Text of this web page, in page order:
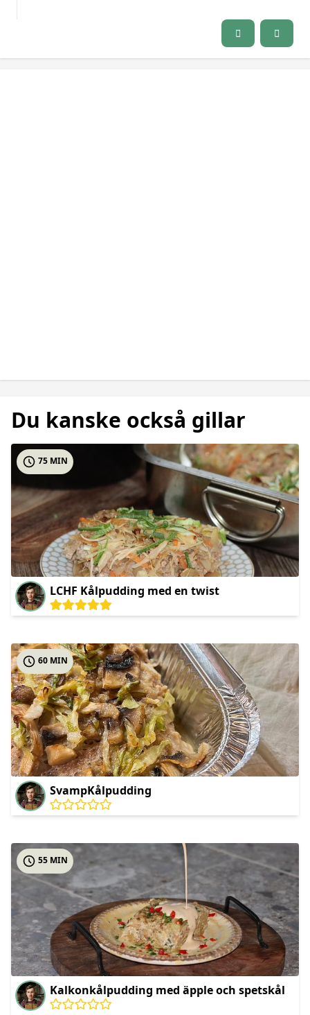
Du kanske också gillar
LCHF Kålpudding med en twist
75 MIN
SvampKålpudding
60 MIN
Kalkonkålpudding med äpple och spetskål
55 MIN